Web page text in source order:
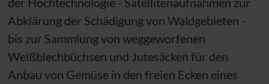
Abklärung der Schädigung von Waldgebieten -
bis zur Sammlung von weggeworfenen
Weißblechbüchsen und Jutesäcken für den
Anbau von Gemüse in den freien Ecken eines